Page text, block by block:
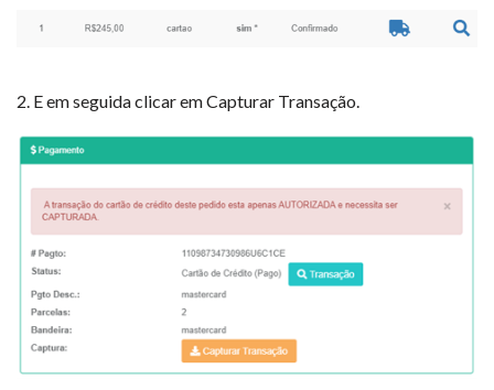
2. E em seguida clicar em Capturar Transação.